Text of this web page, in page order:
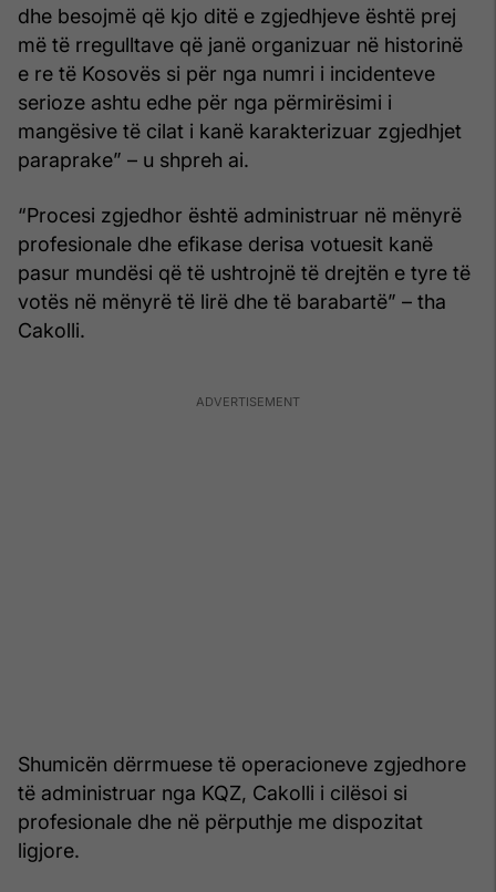
dhe besojmë që kjo ditë e zgjedhjeve është prej
më të rregulltave që janë organizuar në historinë
e re të Kosovës si për nga numri i incidenteve
serioze ashtu edhe për nga përmirësimi i
mangësive të cilat i kanë karakterizuar zgjedhjet
paraprake” – u shpreh ai.
“Procesi zgjedhor është administruar në mënyrë
profesionale dhe efikase derisa votuesit kanë
pasur mundësi që të ushtrojnë të drejtën e tyre të
votës në mënyrë të lirë dhe të barabartë” – tha
Cakolli.
Shumicën dërrmuese të operacioneve zgjedhore
të administruar nga KQZ, Cakolli i cilësoi si
profesionale dhe në përputhje me dispozitat
ligjore.